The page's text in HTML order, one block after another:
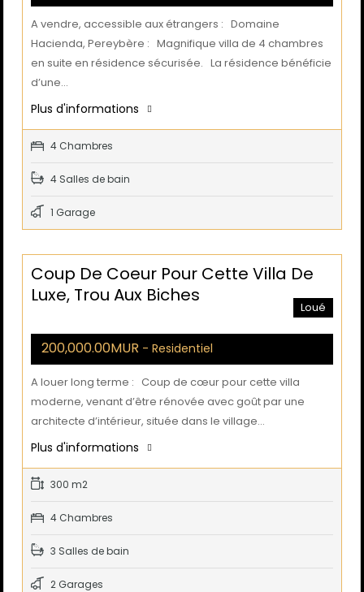
A vendre, accessible aux étrangers : Domaine
Hacienda, Pereybère : Magnifique villa de 4 chambres
en suite en résidence sécurisée. La résidence bénéficie
d’une…
Plus d'informations
4 Chambres
4 Salles de bain
1 Garage
Coup De Coeur Pour Cette Villa De
Luxe, Trou Aux Biches
Loué
200,000.00MUR - Residentiel
A louer long terme : Coup de cœur pour cette villa
moderne, venant d’être rénovée avec goût par une
architecte d’intérieur, située dans le village…
Plus d'informations
300 m2
4 Chambres
3 Salles de bain
2 Garages